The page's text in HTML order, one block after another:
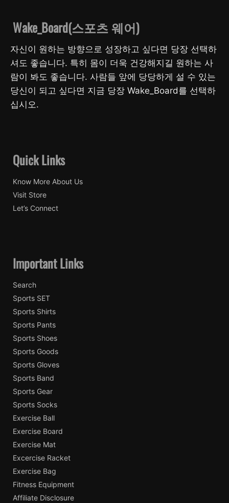
Wake_Board(스포츠 웨어)
자신이 원하는 방향으로 성장하고 싶다면 당장 선택하
셔도 좋습니다. 특히 몸이 더욱 건강해지길 원하는 사
람이 봐도 좋습니다. 사람들 앞에 당당하게 설 수 있는
당신이 되고 싶다면 지금 당장 Wake_Board를 선택하
십시오.
Quick Links
Know More About Us
Visit Store
Let’s Connect
Important Links
Search
Sports SET
Sports Shirts
Sports Pants
Sports Shoes
Sports Goods
Sports Gloves
Sports Band
Sports Gear
Sports Socks
Exercise Ball
Exercise Board
Exercise Mat
Excercise Racket
Exercise Bag
Fitness Equipment
Affiliate Disclosure